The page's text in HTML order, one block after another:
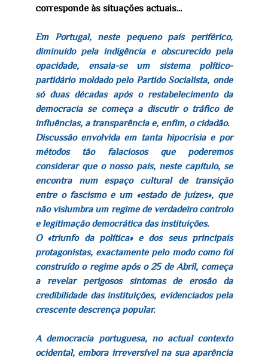
corresponde às situações actuais...
Em Portugal, neste pequeno país periférico,
diminuído pela indigência e obscurecido pela
opacidade, ensaia-se um sistema político-
partidário moldado pelo Partido Socialista, onde
só duas décadas após o restabelecimento da
democracia se começa a discutir o tráfico de
influências, a transparência e, enfim, o cidadão.
Discussão envolvida em tanta hipocrisia e por
métodos tão falaciosos que poderemos
considerar que o nosso país, neste capítulo, se
encontra num espaço cultural de transição
entre o fascismo e um «estado de juízes», que
não vislumbra um regime de verdadeiro controlo
e legitimação democrática das instituições.
O «triunfo da política» e dos seus principais
protagonistas, exactamente pelo modo como foi
construído o regime após o 25 de Abril, começa
a revelar perigosos sintomas de erosão da
credibilidade das instituições, evidenciados pela
crescente descrença popular.
A democracia portuguesa, no actual contexto
ocidental, embora irreversível na sua aparência